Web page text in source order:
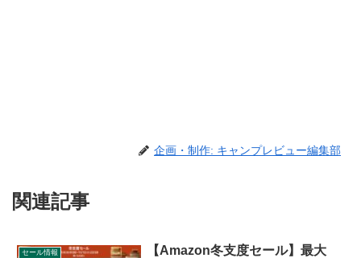
企画・制作: キャンプレビュー編集部
関連記事
セール情報
【Amazon冬支度セール】最大